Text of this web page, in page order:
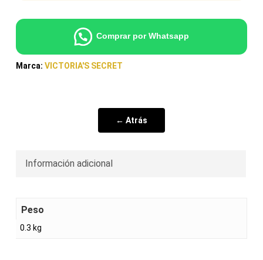
Comprar por Whatsapp
Marca: VICTORIA'S SECRET
← Atrás
Información adicional
Peso
0.3 kg